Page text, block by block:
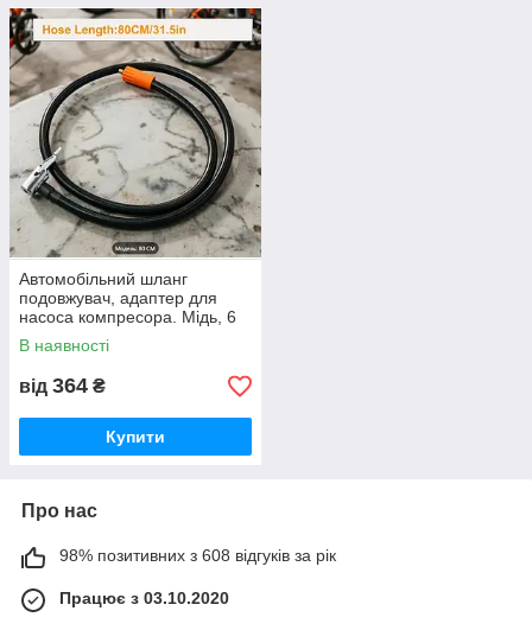
Автомобільний шланг
подовжувач, адаптер для
насоса компресора. Мідь, 6
мм, 80 см. Orange Series.
Два типи комплектації.
В наявності
від 364 ₴
Купити
Про нас
98% позитивних з 608 відгуків за рік
Працює з 03.10.2020